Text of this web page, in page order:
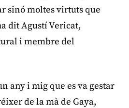
sinó moltes virtuts que
dit Agustí Vericat,
i membre del
any i mig que es va gestar
de la mà de Gaya,